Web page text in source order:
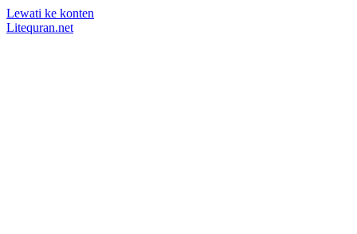
Lewati ke konten
Litequran.net